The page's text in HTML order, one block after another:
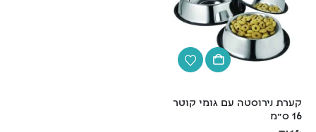
קערת נירוסטה עם גומי קוטר
16 ס"מ